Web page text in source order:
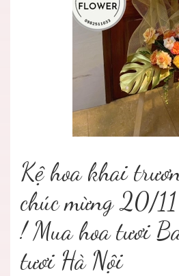
Kệ hoa khai
chúc mừng 20/
! Mua hoa tươi
tươi Hà Nội